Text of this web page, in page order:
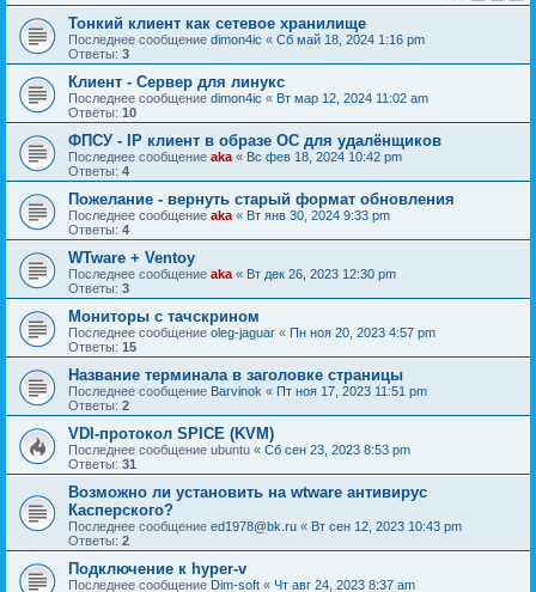
Тонкий клиент как сетевое хранилище
Последнее сообщение dimon4ic « Сб май 18, 2024 1:16 pm
Ответы: 3
Клиент - Сервер для линукс
Последнее сообщение dimon4ic « Вт мар 12, 2024 11:02 am
Ответы: 10
ФПСУ - IP клиент в образе ОС для удалёнщиков
Последнее сообщение aka « Вс фев 18, 2024 10:42 pm
Ответы: 4
Пожелание - вернуть старый формат обновления
Последнее сообщение aka « Вт янв 30, 2024 9:33 pm
Ответы: 4
WTware + Ventoy
Последнее сообщение aka « Вт дек 26, 2023 12:30 pm
Ответы: 3
Мониторы с тачскрином
Последнее сообщение oleg-jaguar « Пн ноя 20, 2023 4:57 pm
Ответы: 15
Название терминала в заголовке страницы
Последнее сообщение Barvinok « Пт ноя 17, 2023 11:51 pm
Ответы: 2
VDI-протокол SPICE (KVM)
Последнее сообщение ubuntu « Сб сен 23, 2023 8:53 pm
Ответы: 31
Возможно ли установить на wtware антивирус
Касперского?
Последнее сообщение ed1978@bk.ru « Вт сен 12, 2023 10:43 pm
Ответы: 2
Подключение к hyper-v
Последнее сообщение Dim-soft « Чт авг 24, 2023 8:37 am